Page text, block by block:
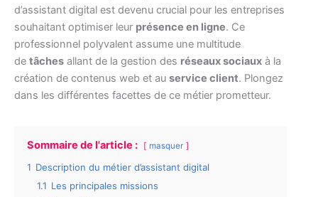
d’assistant digital est devenu crucial pour les entreprises
souhaitant optimiser leur présence en ligne. Ce
professionnel polyvalent assume une multitude
de tâches allant de la gestion des réseaux sociaux à la
création de contenus web et au service client. Plongez
dans les différentes facettes de ce métier prometteur.
Sommaire de l'article : masquer
1 Description du métier d’assistant digital
1.1 Les principales missions